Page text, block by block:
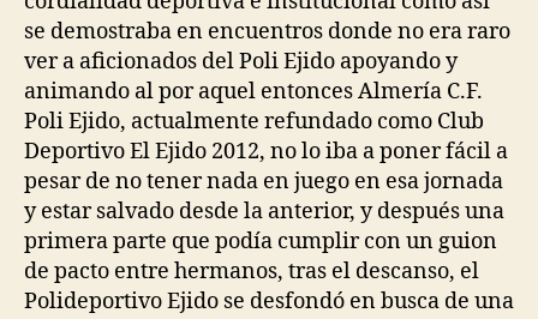
se demostraba en encuentros donde no era raro
ver a aficionados del Poli Ejido apoyando y
animando al por aquel entonces Almería C.F.
Poli Ejido, actualmente refundado como Club
Deportivo El Ejido 2012, no lo iba a poner fácil a
pesar de no tener nada en juego en esa jornada
y estar salvado desde la anterior, y después una
primera parte que podía cumplir con un guion
de pacto entre hermanos, tras el descanso, el
Polideportivo Ejido se desfondó en busca de una